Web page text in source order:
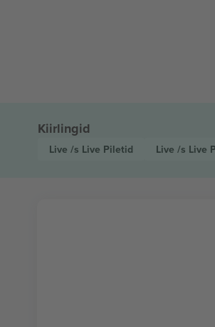
Kiirlingid
Live /s Live Piletid Live /s Live